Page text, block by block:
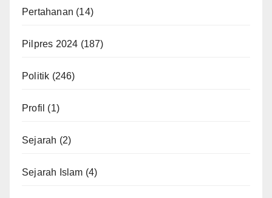
Pertahanan (14)
Pilpres 2024 (187)
Politik (246)
Profil (1)
Sejarah (2)
Sejarah Islam (4)